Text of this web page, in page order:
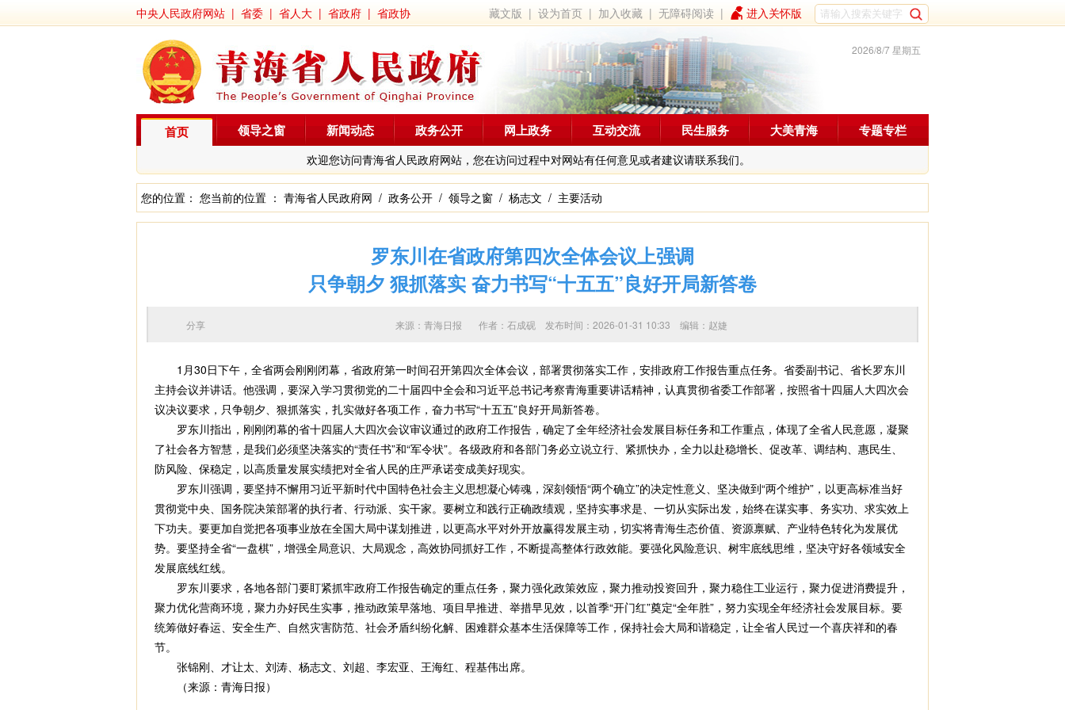
中央人民政府网站 | 省委 | 省人大 | 省政府 | 省政协 藏文版 |设为首页 | 加入收藏 |无障碍阅读 | 进入关怀版
2026/8/7 星期五
首页
欢迎您访问青海省人民政府网站，您在访问过程中对网站有任何意见或者建议请联系我们。
领导之窗 新闻动态 政务公开 网上政务 互动交流 民生服务 大美青海 专题专栏
您的位置： 您当前的位置 ： 青海省人民政府网 / 政务公开 / 领导之窗 / 杨志文 / 主要活动
罗东川在省政府第四次全体会议上强调
只争朝夕 狠抓落实 奋力书写“十五五”良好开局新答卷
来源：青海日报 作者： 石成砚 发布时间：2026-01-31 10:33 编辑：赵婕
分享
1月30日下午，全省两会刚刚闭幕，省政府第一时间召开第四次全体会议，部署贯彻落实工作，安排政府工作报告重点任务。省委副书记、省长罗东川
主持会议并讲话。他强调，要深入学习贯彻党的二十届四中全会和习近平总书记考察青海重要讲话精神，认真贯彻省委工作部署，按照省十四届人大四次会
议决议要求，只争朝夕、狠抓落实，扎实做好各项工作，奋力书写“十五五”良好开局新答卷。
罗东川指出，刚刚闭幕的省十四届人大四次会议审议通过的政府工作报告，确定了全年经济社会发展目标任务和工作重点，体现了全省人民意愿，凝聚
了社会各方智慧，是我们必须坚决落实的“责任书”和“军令状”。各级政府和各部门务必立说立行、紧抓快办，全力以赴稳增长、促改革、调结构、惠民生、
防风险、保稳定，以高质量发展实绩把对全省人民的庄严承诺变成美好现实。
罗东川强调，要坚持不懈用习近平新时代中国特色社会主义思想凝心铸魂，深刻领悟“两个确立”的决定性意义、坚决做到“两个维护”，以更高标准当好
贯彻党中央、国务院决策部署的执行者、行动派、实干家。要树立和践行正确政绩观，坚持实事求是、一切从实际出发，始终在谋实事、务实功、求实效上
下功夫。要更加自觉把各项事业放在全国大局中谋划推进，以更高水平对外开放赢得发展主动，切实将青海生态价值、资源禀赋、产业特色转化为发展优
势。要坚持全省“一盘棋”，增强全局意识、大局观念，高效协同抓好工作，不断提高整体行政效能。要强化风险意识、树牢底线思维，坚决守好各领域安全
发展底线红线。
罗东川要求，各地各部门要盯紧抓牢政府工作报告确定的重点任务，聚力强化政策效应，聚力推动投资回升，聚力稳住工业运行，聚力促进消费提升，
聚力优化营商环境，聚力办好民生实事，推动政策早落地、项目早推进、举措早见效，以首季“开门红”奠定“全年胜”，努力实现全年经济社会发展目标。要
统筹做好春运、安全生产、自然灾害防范、社会矛盾纠纷化解、困难群众基本生活保障等工作，保持社会大局和谐稳定，让全省人民过一个喜庆祥和的春
节。
张锦刚、才让太、刘涛、杨志文、刘超、李宏亚、王海红、程基伟出席。
（来源：青海日报）